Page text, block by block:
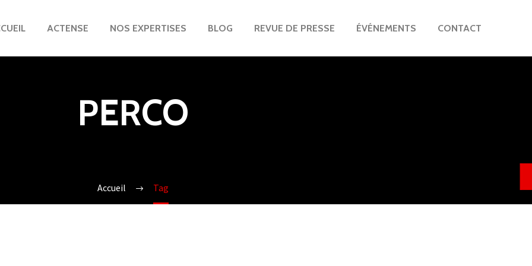
ACTENSE NOS EXPERTISES BLOG REVUE DE PRESSE ÉVÉNEMENTS CONTACT
PERCO
Accueil Tag